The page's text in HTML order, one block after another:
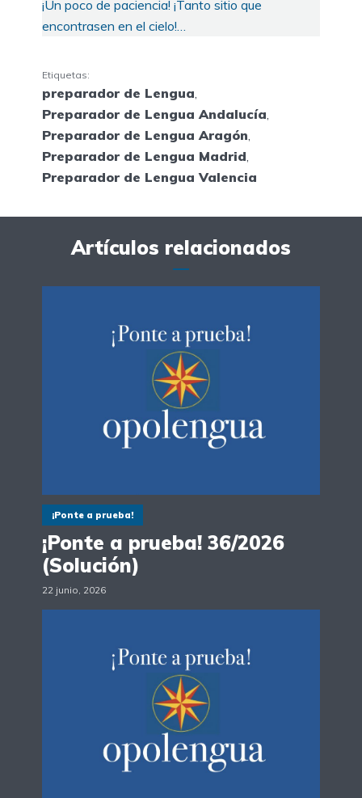
¡Un poco de paciencia! ¡Tanto sitio que
encontrasen en el cielo!…
Etiquetas:
preparador de Lengua,
Preparador de Lengua Andalucía,
Preparador de Lengua Aragón,
Preparador de Lengua Madrid,
Preparador de Lengua Valencia
Artículos relacionados
¡Ponte a prueba!
¡Ponte a prueba! 36/2026
(Solución)
22 junio, 2026